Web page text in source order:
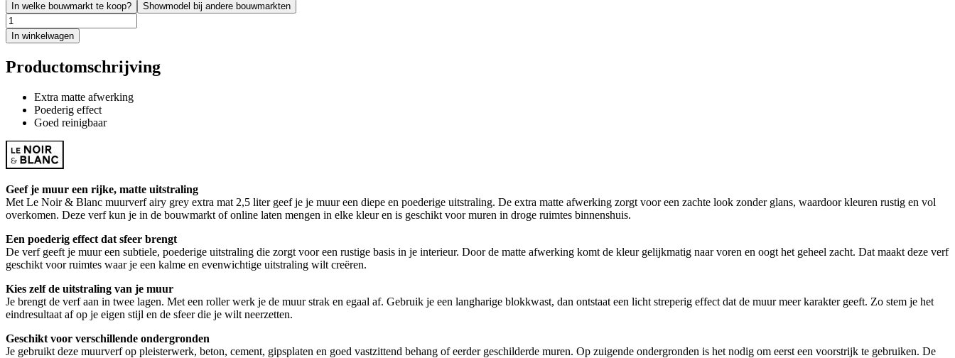
In welke bouwmarkt te koop? Showmodel bij andere bouwmarkten
In winkelwagen
Productomschrijving
Extra matte afwerking
Poederig effect
Goed reinigbaar
Geef je muur een rijke, matte uitstraling
Met Le Noir & Blanc muurverf airy grey extra mat 2,5 liter geef je je muur een diepe en poederige uitstraling. De extra matte afwerking zorgt voor een zachte look zonder glans, waardoor kleuren rustig en vol
overkomen. Deze verf kun je in de bouwmarkt of online laten mengen in elke kleur en is geschikt voor muren in droge ruimtes binnenshuis.
Een poederig effect dat sfeer brengt
De verf geeft je muur een subtiele, poederige uitstraling die zorgt voor een rustige basis in je interieur. Door de matte afwerking komt de kleur gelijkmatig naar voren en oogt het geheel zacht. Dat maakt deze verf
geschikt voor ruimtes waar je een kalme en evenwichtige uitstraling wilt creëren.
Kies zelf de uitstraling van je muur
Je brengt de verf aan in twee lagen. Met een roller werk je de muur strak en egaal af. Gebruik je een langharige blokkwast, dan ontstaat een licht streperig effect dat de muur meer karakter geeft. Zo stem je het
eindresultaat af op je eigen stijl en de sfeer die je wilt neerzetten.
Geschikt voor verschillende ondergronden
Je gebruikt deze muurverf op pleisterwerk, beton, cement, gipsplaten en goed vastzittend behang of eerder geschilderde muren. Op zuigende ondergronden is het nodig om eerst een voorstrijk te gebruiken. De